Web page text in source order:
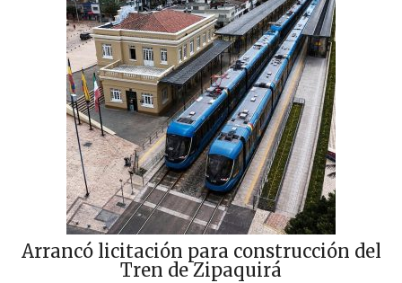
Arrancó licitación para construcción del
Tren de Zipaquirá